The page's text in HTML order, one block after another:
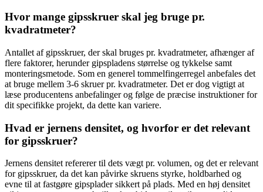
Hvor mange gipsskruer skal jeg bruge pr.
kvadratmeter?
Antallet af gipsskruer, der skal bruges pr. kvadratmeter, afhænger af
flere faktorer, herunder gipspladens størrelse og tykkelse samt
monteringsmetode. Som en generel tommelfingerregel anbefales det
at bruge mellem 3-6 skruer pr. kvadratmeter. Det er dog vigtigt at
læse producentens anbefalinger og følge de præcise instruktioner for
dit specifikke projekt, da dette kan variere.
Hvad er jernens densitet, og hvorfor er det relevant
for gipsskruer?
Jernens densitet refererer til dets vægt pr. volumen, og det er relevant
for gipsskruer, da det kan påvirke skruens styrke, holdbarhed og
evne til at fastgøre gipsplader sikkert på plads. Med en høj densitet